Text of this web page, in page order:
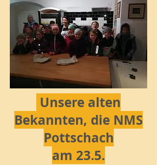
Unsere alten
Bekannten, die NMS
Pottschach
am 23.5.